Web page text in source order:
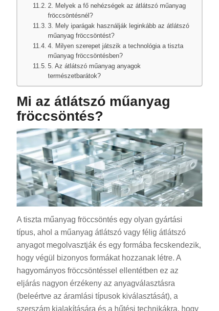
2. Melyek a fő nehézségek az átlátszó műanyag
fröccsöntésnél?
3. Mely iparágak használják leginkább az átlátszó
műanyag fröccsöntést?
4. Milyen szerepet játszik a technológia a tiszta
műanyag fröccsöntésben?
5. Az átlátszó műanyag anyagok
természetbarátok?
Mi az átlátszó műanyag
fröccsöntés?
A tiszta műanyag fröccsöntés egy olyan gyártási
típus, ahol a műanyag átlátszó vagy félig átlátszó
anyagot megolvasztják és egy formába fecskendezik,
hogy végül bizonyos formákat hozzanak létre. A
hagyományos fröccsöntéssel ellentétben ez az
eljárás nagyon érzékeny az anyagválasztásra
(beleértve az áramlási típusok kiválasztását), a
szerszám kialakítására és a hűtési technikákra, hogy